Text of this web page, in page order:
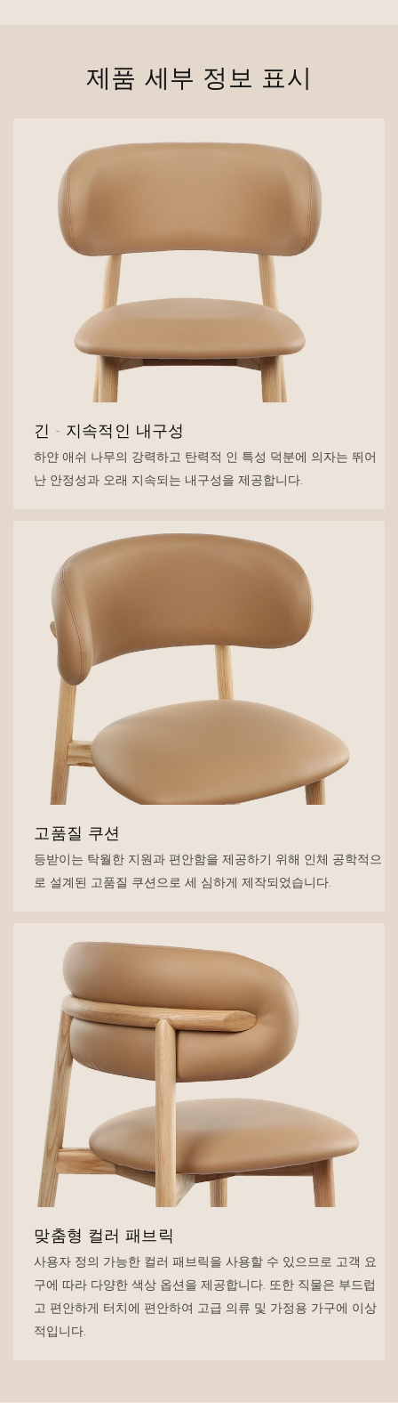
제품 세부 정보 표시
긴 - 지속적인 내구성
하얀 애쉬 나무의 강력하고 탄력적 인 특성 덕분에 의자는 뛰어
난 안정성과 오래 지속되는 내구성을 제공합니다.
고품질 쿠션
등받이는 탁월한 지원과 편안함을 제공하기 위해 인체 공학적으
로 설계된 고품질 쿠션으로 세 심하게 제작되었습니다.
맞춤형 컬러 패브릭
사용자 정의 가능한 컬러 패브릭을 사용할 수 있으므로 고객 요
구에 따라 다양한 색상 옵션을 제공합니다. 또한 직물은 부드럽
고 편안하게 터치에 편안하여 고급 의류 및 가정용 가구에 이상
적입니다.